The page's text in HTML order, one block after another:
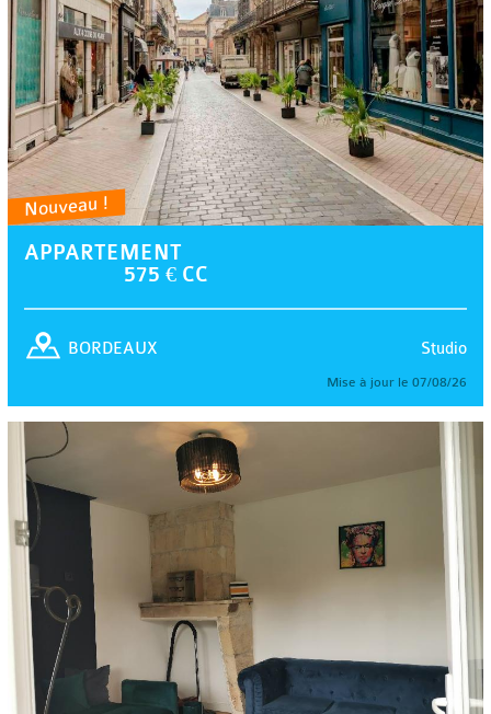
Nouveau !
APPARTEMENT
575 € CC
Studio
BORDEAUX
Mise à jour le 07/08/26